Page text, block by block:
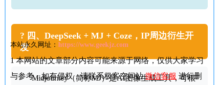
? 四、DeepSeek + MJ + Coze，IP周边衍生开
发
Midjourney（简称MJ）是AI图像生成工具，可根
本站永久网址： https://www.geekjz.com
1本网站的文章部分内容可能来源于网络，仅供大家学习
与参考，如有侵权，请联系极客空间站微信客服 进行删